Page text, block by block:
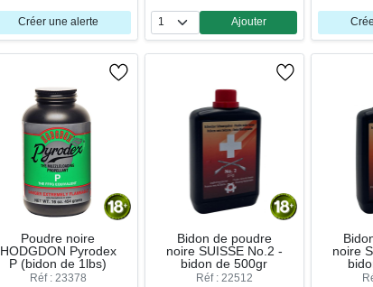
Créer une alerte
Quantité
Ajouter
Poudre noire
HODGDON Pyrodex
P (bidon de 1lbs)
Réf : 23378
Bidon de poudre
noire SUISSE No.2 -
bidon de 500gr
Réf : 22512
noire